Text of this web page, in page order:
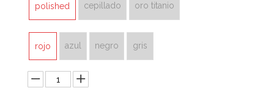
polished
cepillado oro titanio
rojo
azul negro gris